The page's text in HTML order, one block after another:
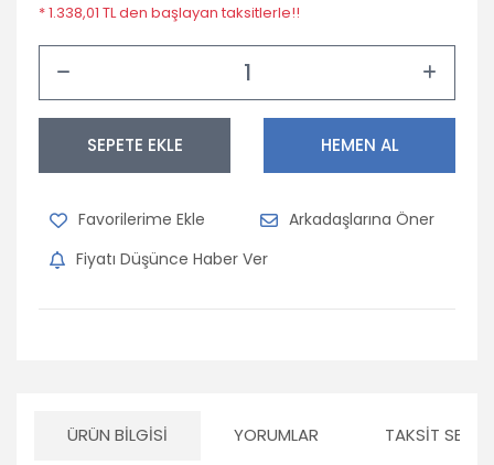
* 1.338,01 TL den başlayan taksitlerle!!
SEPETE EKLE HEMEN AL
Arkadaşlarına Öner
Fiyatı Düşünce Haber Ver
ÜRÜN BILGISI YORUMLAR TAKSIT